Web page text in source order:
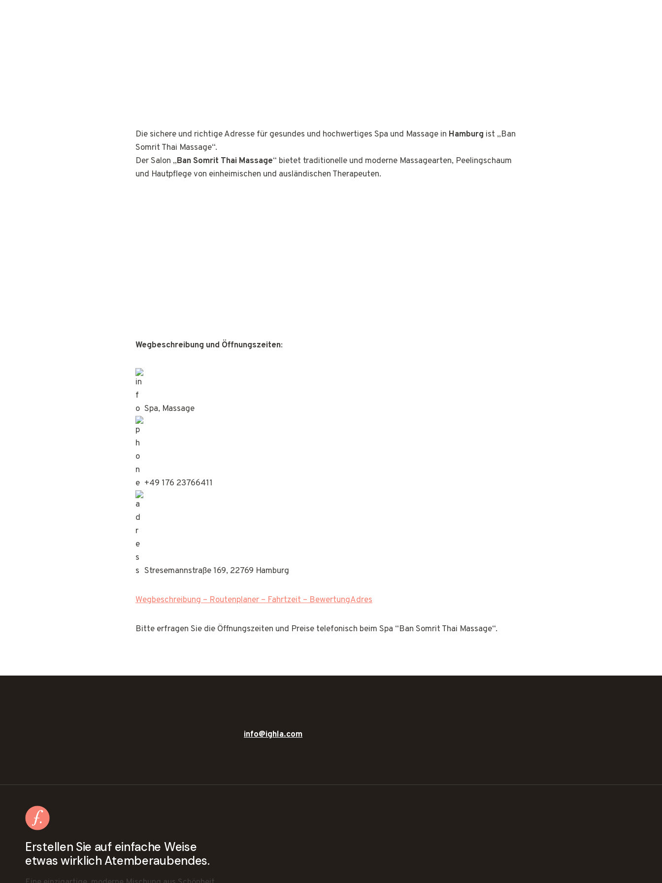
Die sichere und richtige Adresse für gesundes und hochwertiges Spa und Massage in Hamburg ist „Ban
Somrit Thai Massage“.
Der Salon „Ban Somrit Thai Massage“ bietet traditionelle und moderne Massagearten, Peelingschaum
und Hautpflege von einheimischen und ausländischen Therapeuten.
Wegbeschreibung und Öffnungszeiten:
Spa, Massage
+49 176 23766411
Stresemannstraße 169, 22769 Hamburg
Wegbeschreibung – Routenplaner – Fahrtzeit – BewertungAdres
Bitte erfragen Sie die Öffnungszeiten und Preise telefonisch beim Spa “Ban Somrit Thai Massage“.
info@ighla.com
Erstellen Sie auf einfache Weise
etwas wirklich Atemberaubendes.